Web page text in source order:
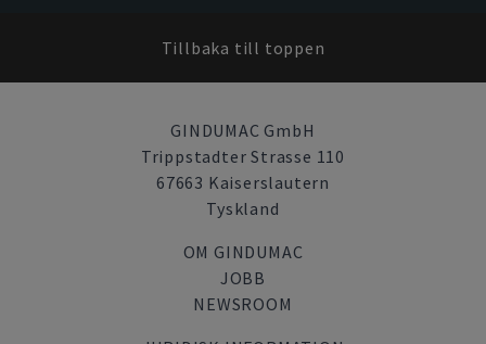
Tillbaka till toppen
GINDUMAC GmbH
Trippstadter Strasse 110
67663 Kaiserslautern
Tyskland
OM GINDUMAC
JOBB
NEWSROOM